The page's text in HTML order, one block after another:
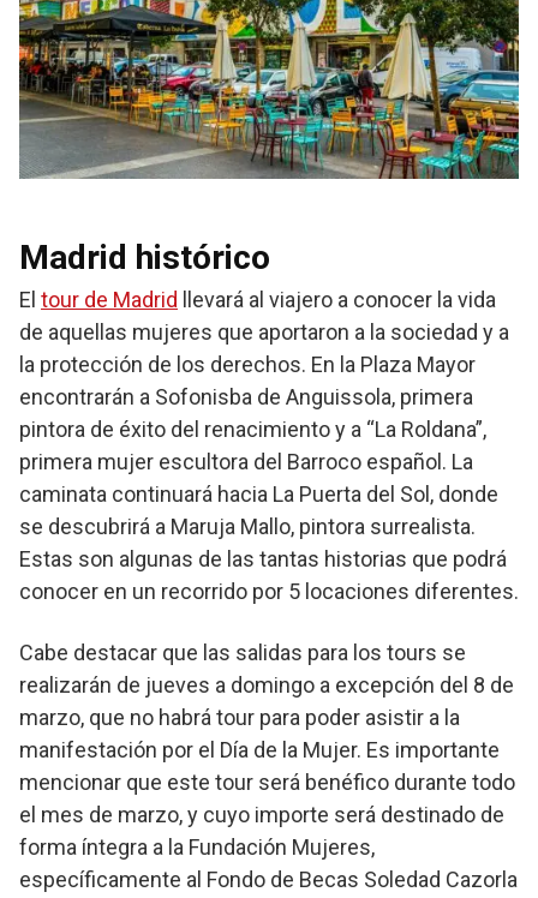
Madrid histórico
El tour de Madrid llevará al viajero a conocer la vida
de aquellas mujeres que aportaron a la sociedad y a
la protección de los derechos. En la Plaza Mayor
encontrarán a Sofonisba de Anguissola, primera
pintora de éxito del renacimiento y a “La Roldana”,
primera mujer escultora del Barroco español. La
caminata continuará hacia La Puerta del Sol, donde
se descubrirá a Maruja Mallo, pintora surrealista.
Estas son algunas de las tantas historias que podrá
conocer en un recorrido por 5 locaciones diferentes.
Cabe destacar que las salidas para los tours se
realizarán de jueves a domingo a excepción del 8 de
marzo, que no habrá tour para poder asistir a la
manifestación por el Día de la Mujer. Es importante
mencionar que este tour será benéfico durante todo
el mes de marzo, y cuyo importe será destinado de
forma íntegra a la Fundación Mujeres,
específicamente al Fondo de Becas Soledad Cazorla